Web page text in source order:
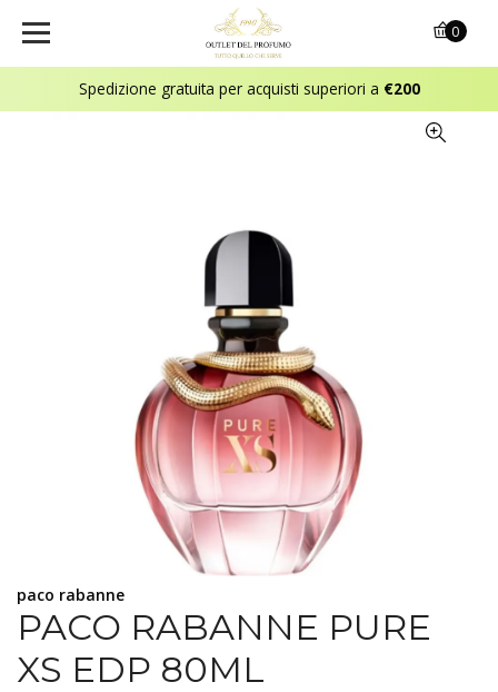
Spedizione gratuita per acquisti superiori a €200
0
paco rabanne
PACO RABANNE PURE
XS EDP 80ML